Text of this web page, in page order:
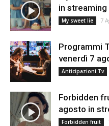
in
My sweet lie 7
Programmi
venerdì 7
Anticipazioni Tv
Forbidden
agosto in
Forbidden fruit